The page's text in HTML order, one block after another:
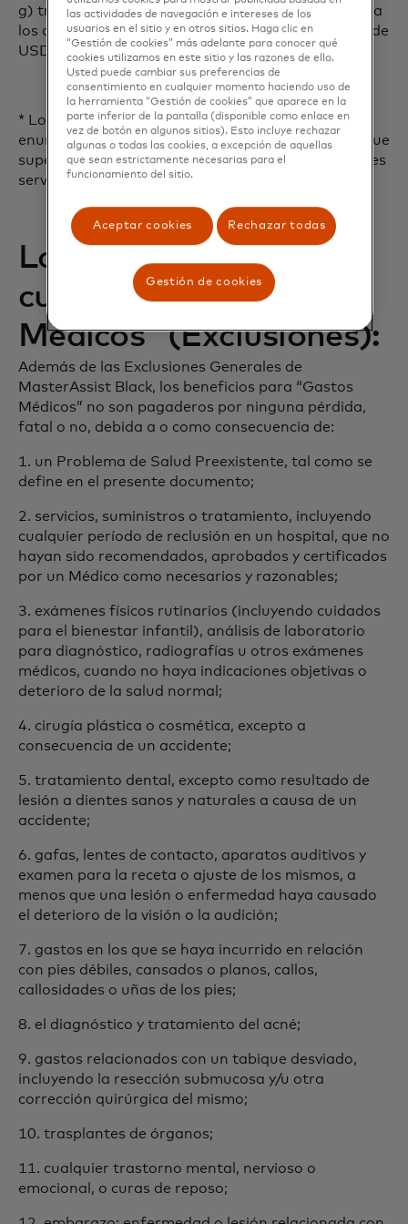
g) tratamiento dental como resultado de lesiones a
los dientes sanos y naturales, sujeto a un máximo de
USD† 100 por diente.
* Los cargos correspondientes a los servicios
enumerados anteriormente no incluirán montos que
superen los cargos normales y habituales para tales
servicios o los excluidos.
Lo que NO está
cubierto por “Gastos
Médicos” (Exclusiones):
Además de las Exclusiones Generales de
MasterAssist Black, los beneficios para “Gastos
Médicos” no son pagaderos por ninguna pérdida,
fatal o no, debida a o como consecuencia de:
1. un Problema de Salud Preexistente, tal como se
define en el presente documento;
2. servicios, suministros o tratamiento, incluyendo
cualquier período de reclusión en un hospital, que no
hayan sido recomendados, aprobados y certificados
por un Médico como necesarios y razonables;
3. exámenes físicos rutinarios (incluyendo cuidados
para el bienestar infantil), análisis de laboratorio
para diagnóstico, radiografías u otros exámenes
médicos, cuando no haya indicaciones objetivas o
deterioro de la salud normal;
4. cirugía plástica o cosmética, excepto a
consecuencia de un accidente;
5. tratamiento dental, excepto como resultado de
lesión a dientes sanos y naturales a causa de un
accidente;
6. gafas, lentes de contacto, aparatos auditivos y
examen para la receta o ajuste de los mismos, a
menos que una lesión o enfermedad haya causado
el deterioro de la visión o la audición;
7. gastos en los que se haya incurrido en relación
con pies débiles, cansados o planos, callos,
callosidades o uñas de los pies;
8. el diagnóstico y tratamiento del acné;
9. gastos relacionados con un tabique desviado,
incluyendo la resección submucosa y/u otra
corrección quirúrgica del mismo;
10. trasplantes de órganos;
11. cualquier trastorno mental, nervioso o
emocional, o curas de reposo;
las actividades de navegación e intereses de los
usuarios en el sitio y en otros sitios. Haga clic en
“Gestión de cookies” más adelante para conocer qué
cookies utilizamos en este sitio y las razones de ello.
Usted puede cambiar sus preferencias de
consentimiento en cualquier momento haciendo uso de
la herramienta “Gestión de cookies” que aparece en la
parte inferior de la pantalla (disponible como enlace en
vez de botón en algunos sitios). Esto incluye rechazar
algunas o todas las cookies, a excepción de aquellas
que sean estrictamente necesarias para el
funcionamiento del sitio.
Aceptar cookies Rechazar todas
Gestión de cookies